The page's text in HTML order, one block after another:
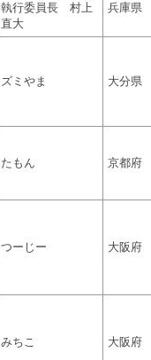
執行委員長 村上
直大
兵庫県
ズミやま 大分県
たもん 京都府
つーじー 大阪府
みちこ 大阪府